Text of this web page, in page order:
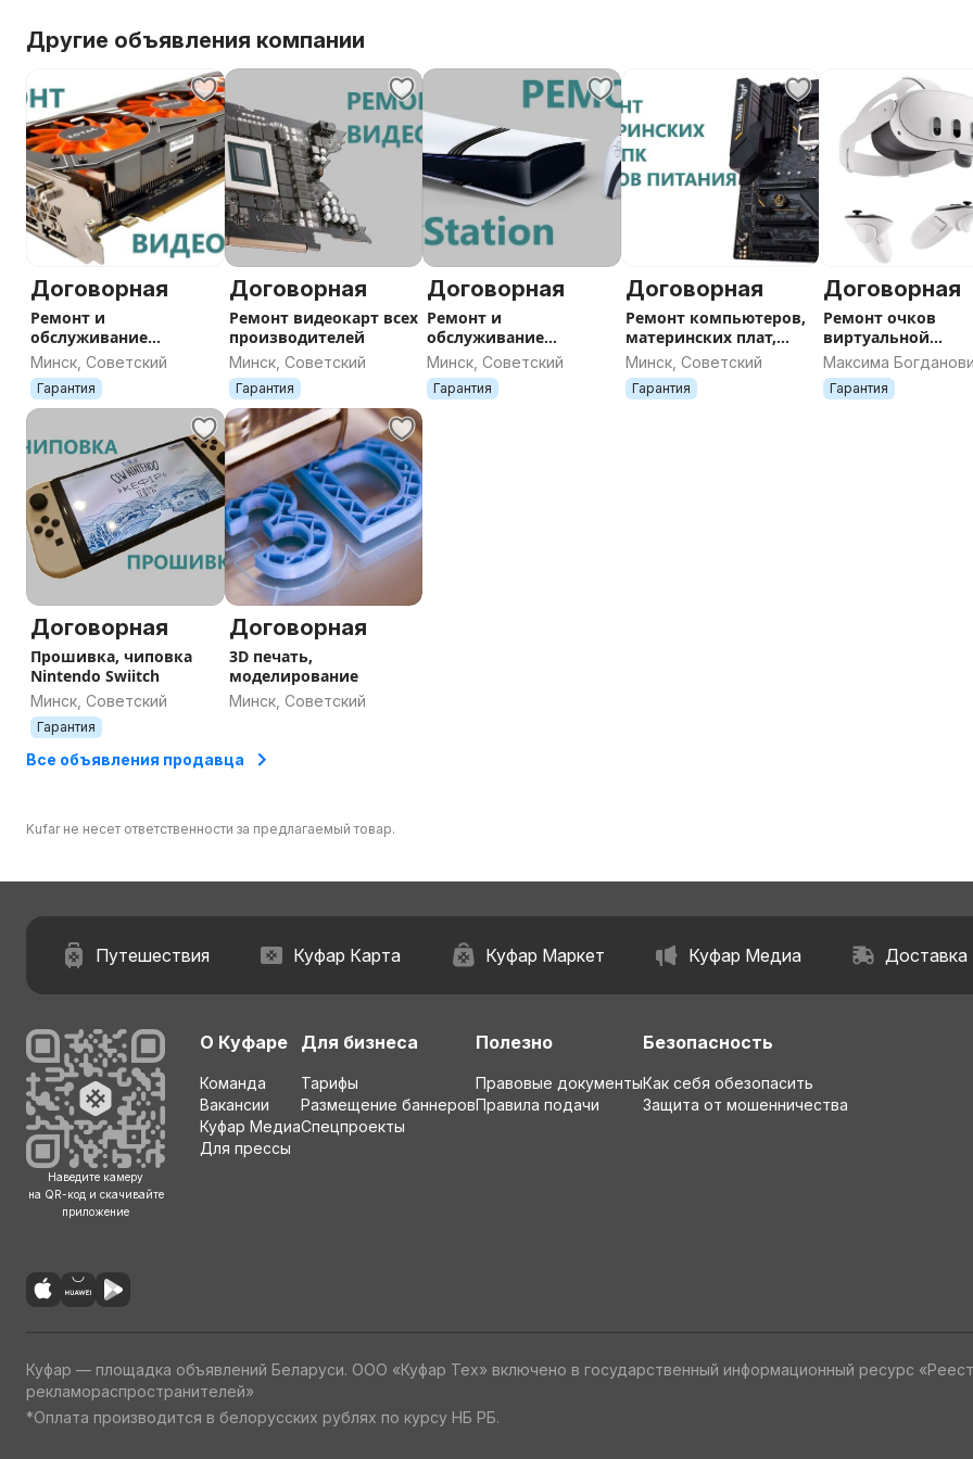
интернет роутера ремонт ноута ремонт ноутов, ремонт пк Минск, компьютерный
мастер, мастер по ремонту пк , мастер по ремонту ноутбуков подбор ноутбука
установка программ удаление вирусов, замена клавиатуры, замена матрицы, замена
зарядки, тормозит ноутбук, ускорить ноутбук , греется ноутбук, выключается ноутбук.
Другие объявления компании
Договорная
Ремонт и
обслуживание
видеокарт
Минск, Советский
Гарантия
Договорная
Ремонт видеокарт всех
производителей
Минск, Советский
Гарантия
Договорная
Ремонт и
обслуживание
игровых приставок
Playstation, Xbox,
Nintendo
Минск, Советский
Гарантия
Договорная
Ремонт компьютеров,
материнских плат,
блоков питания
Минск, Советский
Гарантия
Договорная
Ремонт очков
виртуальной
реальности
Максима
ул, 155, Минск
Гарантия
Договорная
Прошивка, чиповка
Nintendo Swiitch
Минск, Советский
Гарантия
Договорная
3D печать,
моделирование
Минск, Советский
Все объявления продавца
Kufar не несет ответственности за предлагаемый товар.
Путешествия Куфар Карта Куфар Маркет Куфар Медиа Доставка
Наведите камеру
на QR-код и скачивайте
приложение
О Куфаре
Команда
Вакансии
Куфар Медиа
Для прессы
Для бизнеса
Тарифы
Размещение баннеров
Спецпроекты
Полезно
Правовые документы
Правила подачи
Безопасность
Как себя обезопасить
Защита от мошенничества
Куфар — площадка объявлений Беларуси. ООО «Куфар Тех» включено в государственный информационный ресурс
рекламораспространителей»
*Оплата производится в белорусских рублях по курсу НБ РБ.